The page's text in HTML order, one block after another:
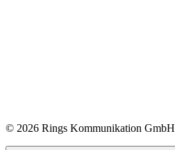
© 2026 Rings Kommunikation GmbH